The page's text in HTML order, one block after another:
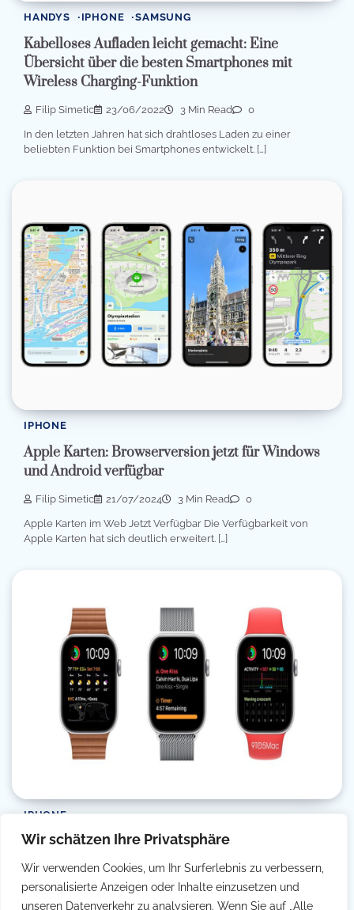
Wir schätzen Ihre Privatsphäre
Wir verwenden Cookies, um Ihr Surferlebnis zu verbessern,
personalisierte Anzeigen oder Inhalte einzusetzen und
unseren Datenverkehr zu analysieren. Wenn Sie auf „Alle
HANDYS IPHONE SAMSUNG
Kabelloses Aufladen leicht gemacht: Eine
Übersicht über die besten Smartphones mit
Wireless Charging-Funktion
Filip Simetic 23/06/2022 3 Min Read 0
In den letzten Jahren hat sich drahtloses Laden zu einer
beliebten Funktion bei Smartphones entwickelt. […]
IPHONE
Apple Karten: Browserversion jetzt für Windows
und Android verfügbar
Filip Simetic 21/07/2024 3 Min Read 0
Apple Karten im Web Jetzt Verfügbar Die Verfügbarkeit von
Apple Karten hat sich deutlich erweitert. […]
IPHONE
Gesünder leben dank Apple Watch
Filip Simetic 10/01/2023 4 Min Read 0
Die Apple Watch ist nicht nur ein modisches Accessoire,